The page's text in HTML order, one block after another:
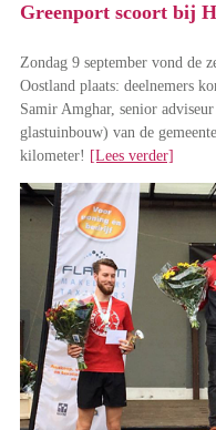
Greenport scoort bij
Zondag 9 september vond de
Oostland plaats: deelnemers
Samir Amghar, senior
glastuinbouw) van de
kilometer! [Lees verder]